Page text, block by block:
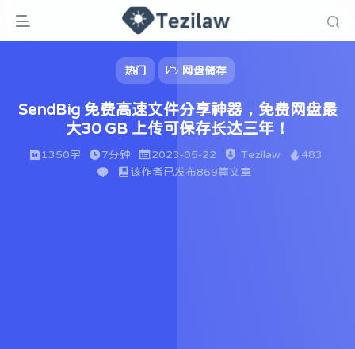
热门 网盘储存
SendBig 免费高速文件分享神器，免费网盘最
大30 GB 上传可保存长达三年！
1350字 7分钟 2023-05-22 Tezilaw
483
该作者已发布869篇文章